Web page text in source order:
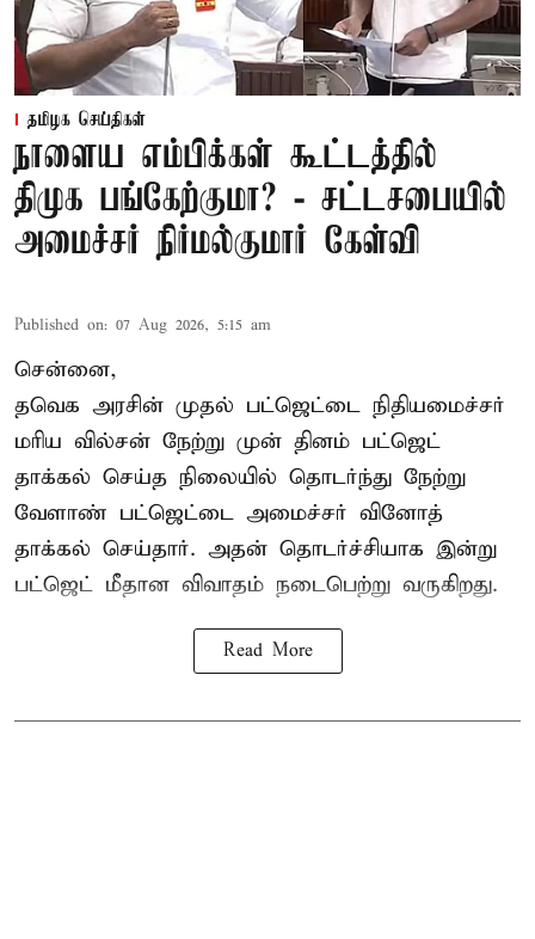
தமிழக செய்திகள்
நாளைய எம்பிக்கள் கூட்டத்தில்
திமுக பங்கேற்குமா? - சட்டசபையில்
அமைச்சர் நிர்மல்குமார் கேள்வி
Published on: 07 Aug 2026, 5:15 am
சென்னை,
தவெக அரசின் முதல் பட்ஜெட்டை நிதியமைச்சர்
மரிய வில்சன் நேற்று முன் தினம் பட்ஜெட்
தாக்கல் செய்த நிலையில் தொடர்ந்து நேற்று
வேளாண் பட்ஜெட்டை அமைச்சர் வினோத்
தாக்கல் செய்தார். அதன் தொடர்ச்சியாக இன்று
பட்ஜெட் மீதான விவாதம் நடைபெற்று வருகிறது.
Read More